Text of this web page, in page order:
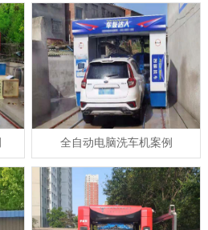
全自动电脑洗车机案例